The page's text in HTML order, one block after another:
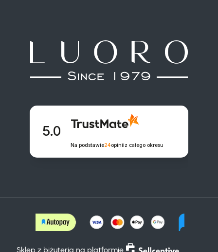
Na podstawie24opiniiz całego okresu
Sklep z biżuterią na platformie